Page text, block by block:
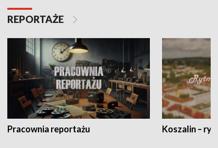
REPORTAŻE
Pracownia reportażu Koszalin –